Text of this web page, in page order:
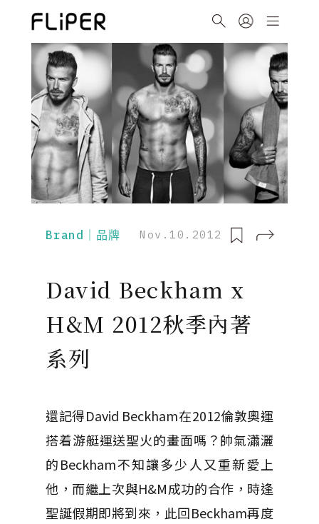
Brand｜品牌 Nov.10.2012
David Beckham x
H&M 2012秋季內著
系列
還記得David Beckham在2012倫敦奧運
搭着游艇運送聖火的畫面嗎？帥氣瀟灑
的Beckham不知讓多少人又重新愛上
他，而繼上次與H&M成功的合作，時逢
聖誕假期即將到來，此回Beckham再度